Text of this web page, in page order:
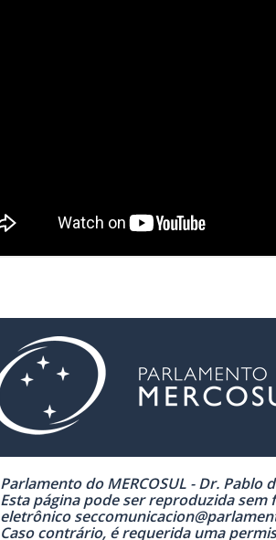
Parlamento do MERCOSUL - Dr. Pablo
Esta página pode ser reproduzida
eletrônico
Caso contrário, é requerida uma